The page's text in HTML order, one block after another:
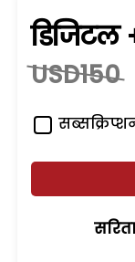
डिजिटल
USD150